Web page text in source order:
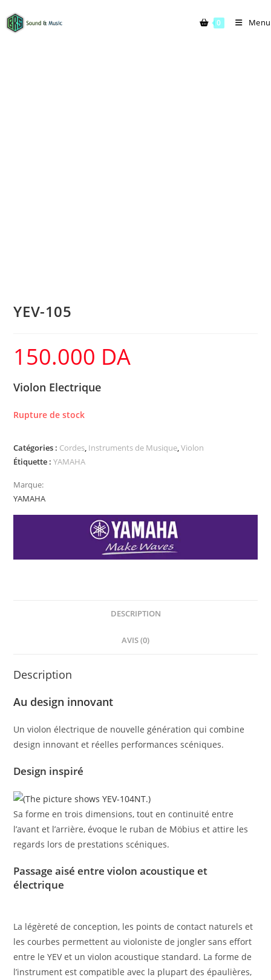
0 Menu
YEV-105
150.000 DA
Violon Electrique
Rupture de stock
Catégories : Cordes, Instruments de Musique,Violon
Étiquette :YAMAHA
Marque:
YAMAHA
DESCRIPTION
AVIS (0)
Description
Au design innovant
Un violon électrique de nouvelle génération qui combine
design innovant et réelles performances scéniques.
Design inspiré
Sa forme en trois dimensions, tout en continuité entre
l’avant et l’arrière, évoque le ruban de Möbius et attire les
regards lors de prestations scéniques.
Passage aisé entre violon acoustique et
électrique
La légèreté de conception, les points de contact naturels et
les courbes permettent au violoniste de jongler sans effort
entre le YEV et un violon acoustique standard. La forme de
l’instrument est compatible avec la plupart des épaulières,